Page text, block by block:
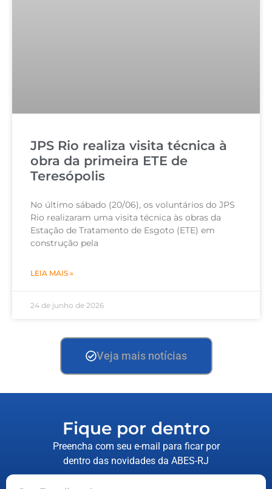
JPS Rio realiza visita técnica à
obra da primeira ETE de
Teresópolis
No último sábado (20/06), os voluntários do JPS
Rio realizaram uma visita técnica às obras da
Estação de Tratamento de Esgoto (ETE) em
construção pela
LEIA MAIS »
24 de junho de 2026
Veja mais notícias
Fique por dentro
Preencha com seu e-mail para ficar por
dentro das novidades da ABES-RJ